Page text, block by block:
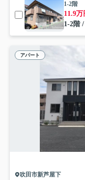
1-2階
11.9万
1-2階
アパート
吹田市新芦屋下